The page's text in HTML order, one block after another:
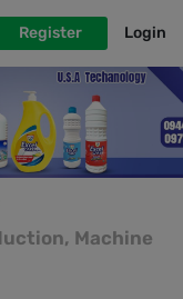
Register Login
Machine